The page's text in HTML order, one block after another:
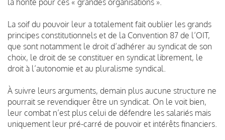
La soif du pouvoir leur a totalement fait oublier les grands
principes constitutionnels et de la Convention 87 de l’OIT,
que sont notamment le droit d’adhérer au syndicat de son
choix, le droit de se constituer en syndicat librement, le
droit à l’autonomie et au pluralisme syndical.
À suivre leurs arguments, demain plus aucune structure ne
pourrait se revendiquer être un syndicat. On le voit bien,
leur combat n’est plus celui de défendre les salariés mais
uniquement leur pré-carré de pouvoir et intérêts financiers.